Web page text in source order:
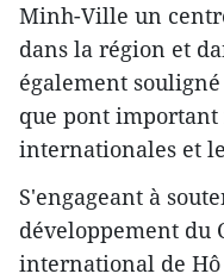
Minh-Ville un
dans la région et
également
que pont
internationales et
S'engageant à
développement du
international de